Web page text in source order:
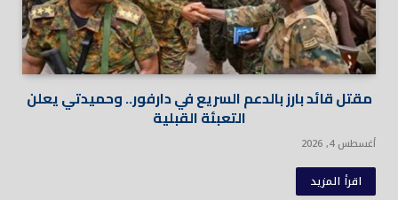
مقتل قائد بارز بالدعم السريع في دارفور.. وحميدتي يعلن
التعبئة القبلية
أغسطس 4, 2026
اقرأ المزيد